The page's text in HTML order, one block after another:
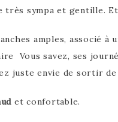
très sympa et gentille.
amples, associé
Vous savez, ses
juste envie de sortir de
et confortable.